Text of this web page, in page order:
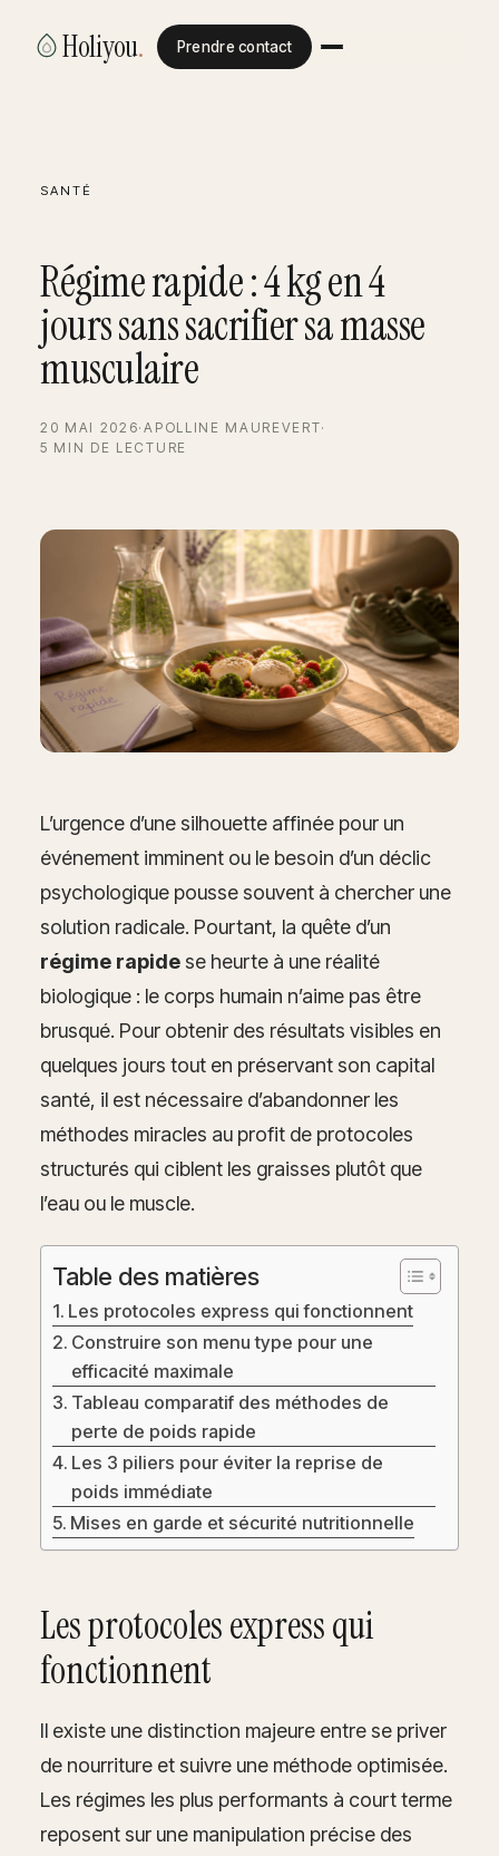
Holiyou. Prendre contact
SANTÉ
Régime rapide : 4 kg en 4
jours sans sacrifier sa masse
musculaire
20 MAI 2026·APOLLINE MAUREVERT·
5 MIN DE LECTURE
L’urgence d’une silhouette affinée pour un
événement imminent ou le besoin d’un déclic
psychologique pousse souvent à chercher une
solution radicale. Pourtant, la quête d’un
régime rapidese heurte à une réalité
biologique : le corps humain n’aime pas être
brusqué. Pour obtenir des résultats visibles en
quelques jours tout en préservant son capital
santé, il est nécessaire d’abandonner les
méthodes miracles au profit de protocoles
structurés qui ciblent les graisses plutôt que
l’eau ou le muscle.
Table des matières
Les protocoles express qui fonctionnent
Construire son menu type pour une
efficacité maximale
Tableau comparatif des méthodes de
perte de poids rapide
Les 3 piliers pour éviter la reprise de
poids immédiate
Mises en garde et sécurité nutritionnelle
Les protocoles express qui
fonctionnent
Il existe une distinction majeure entre se priver
de nourriture et suivre une méthode optimisée.
Les régimes les plus performants à court terme
reposent sur une manipulation précise des